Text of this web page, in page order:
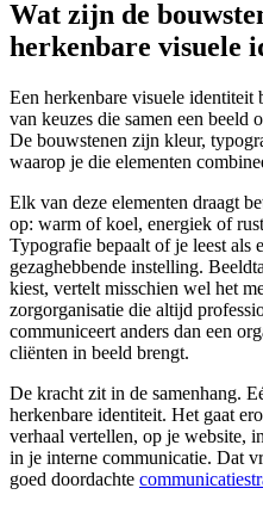
Wat zijn de
herkenbare visuele
Een herkenbare visuele identiteit
van keuzes die samen een beeld
De bouwstenen zijn kleur,
waarop je die elementen
Elk van deze elementen draagt
op: warm of koel, energiek of
Typografie bepaalt of je leest als
gezaghebbende instelling.
kiest, vertelt misschien wel het
zorgorganisatie die altijd
communiceert anders dan een
cliënten in beeld brengt.
De kracht zit in de samenhang.
herkenbare identiteit. Het gaat
verhaal vertellen, op je website,
in je interne communicatie. Dat
goed doordachte